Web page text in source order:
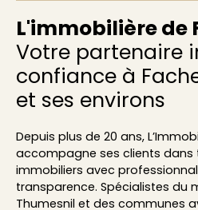
L'immobilière de
Votre partenaire
confiance à
et ses environs
Depuis plus de 20 ans,
accompagne ses clients dans
immobiliers avec
transparence. Spécialistes du
Thumesnil et des communes